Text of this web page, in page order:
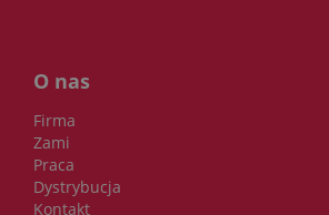
O nas
Firma
Zami
Praca
Dystrybucja
Kontakt